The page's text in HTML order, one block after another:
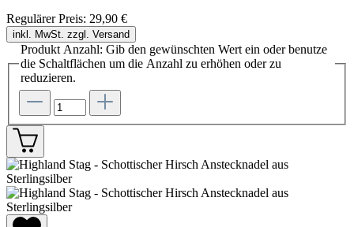
Regulärer Preis: 29,90 €
inkl. MwSt. zzgl. Versand
Produkt Anzahl: Gib den gewünschten Wert ein oder benutze
die Schaltflächen um die Anzahl zu erhöhen oder zu
reduzieren.